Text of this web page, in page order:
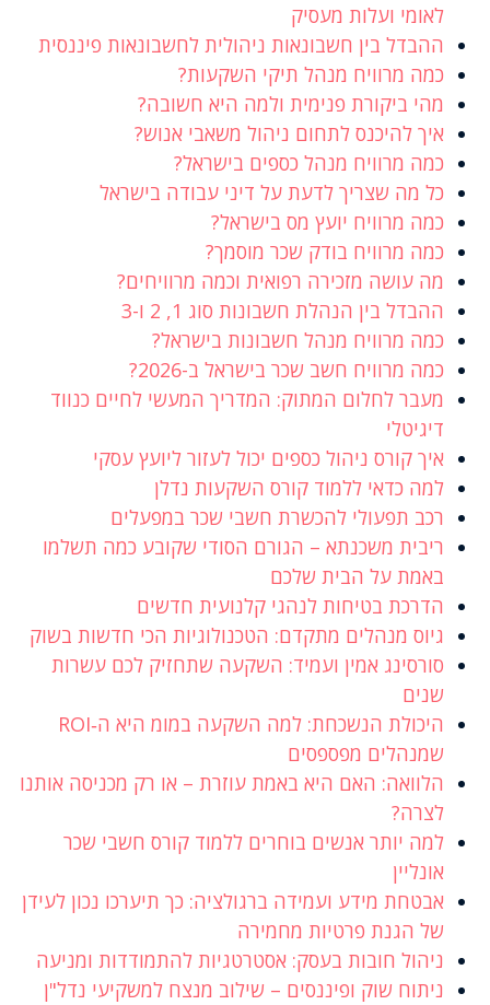
לאומי ועלות מעסיק
ההבדל בין חשבונאות ניהולית לחשבונאות פיננסית
כמה מרוויח מנהל תיקי השקעות?
מהי ביקורת פנימית ולמה היא חשובה?
איך להיכנס לתחום ניהול משאבי אנוש?
כמה מרוויח מנהל כספים בישראל?
כל מה שצריך לדעת על דיני עבודה בישראל
כמה מרוויח יועץ מס בישראל?
כמה מרוויח בודק שכר מוסמך?
מה עושה מזכירה רפואית וכמה מרוויחים?
ההבדל בין הנהלת חשבונות סוג 1, 2 ו-3
כמה מרוויח מנהל חשבונות בישראל?
כמה מרוויח חשב שכר בישראל ב-2026?
מעבר לחלום המתוק: המדריך המעשי לחיים כנווד
דיגיטלי
איך קורס ניהול כספים יכול לעזור ליועץ עסקי
למה כדאי ללמוד קורס השקעות נדלן
רכב תפעולי להכשרת חשבי שכר במפעלים
ריבית משכנתא – הגורם הסודי שקובע כמה תשלמו
באמת על הבית שלכם
הדרכת בטיחות לנהגי קלנועית חדשים
גיוס מנהלים מתקדם: הטכנולוגיות הכי חדשות בשוק
סורסינג אמין ועמיד: השקעה שתחזיק לכם עשרות
שנים
היכולת הנשכחת: למה השקעה במומ היא ה‑ROI
שמנהלים מפספסים
הלוואה: האם היא באמת עוזרת – או רק מכניסה אותנו
לצרה?
למה יותר אנשים בוחרים ללמוד קורס חשבי שכר
אונליין
אבטחת מידע ועמידה ברגולציה: כך תיערכו נכון לעידן
של הגנת פרטיות מחמירה
ניהול חובות בעסק: אסטרטגיות להתמודדות ומניעה
ניתוח שוק ופיננסים – שילוב מנצח למשקיעי נדל"ן